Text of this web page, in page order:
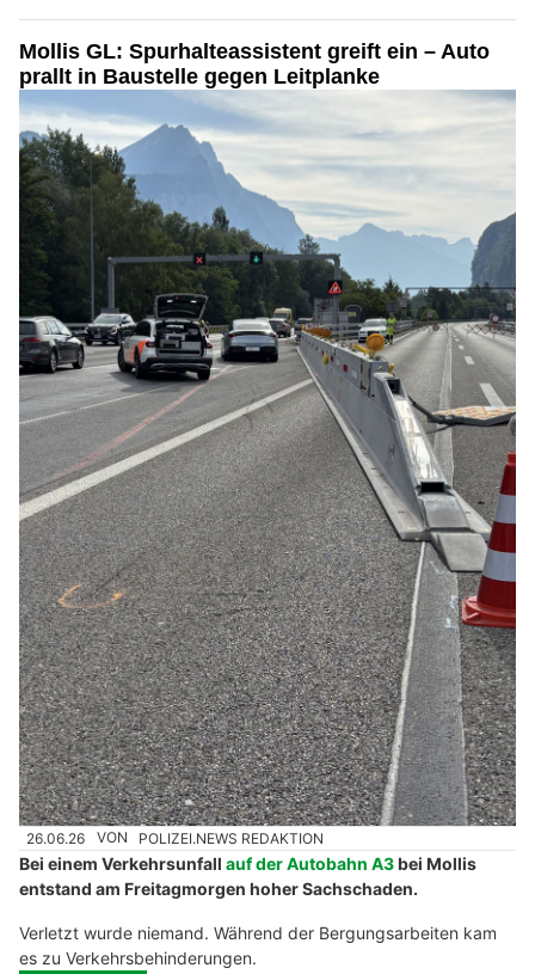
Mollis GL: Spurhalteassistent greift ein – Auto
prallt in Baustelle gegen Leitplanke
26.06.26 VON POLIZEI.NEWS REDAKTION
Bei einem Verkehrsunfall auf der Autobahn A3bei Mollis
entstand am Freitagmorgen hoher Sachschaden.
Verletzt wurde niemand. Während der Bergungsarbeiten kam
es zu Verkehrsbehinderungen.